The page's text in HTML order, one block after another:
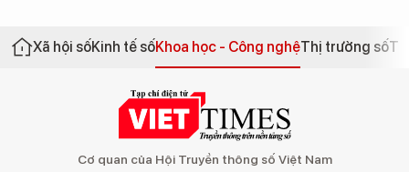
Xã hội sốKinh tế sốKhoa học - Công nghệThị trường số
Cơ quan của Hội Truyền thông số Việt Nam